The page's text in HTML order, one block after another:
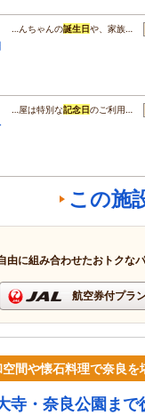
…んちゃんの誕生日や、家族…
…屋は特別な記念日のご利用…
この施
由に組み合わせたおトクな
航空券付プラ
間や懐石料理で奈良を
寺・奈良公園ま